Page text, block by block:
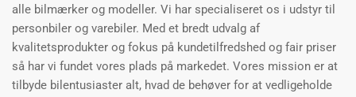
alle bilmærker og modeller. Vi har specialiseret os i udstyr til
personbiler og varebiler. Med et bredt udvalg af
kvalitetsprodukter og fokus på kundetilfredshed og fair priser
så har vi fundet vores plads på markedet. Vores mission er at
tilbyde bilentusiaster alt, hvad de behøver for at vedligeholde